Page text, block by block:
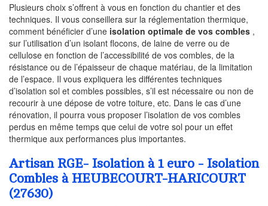
Plusieurs choix s’offrent à vous en fonction du chantier et des
techniques. Il vous conseillera sur la réglementation thermique,
comment bénéficier d’une isolation optimale de vos combles ,
sur l’utilisation d’un isolant flocons, de laine de verre ou de
cellulose en fonction de l’accessibilité de vos combles, de la
résistance ou de l’épaisseur de chaque matériau, de la limitation
de l’espace. Il vous expliquera les différentes techniques
d’isolation sol et combles possibles, s’il est nécessaire ou non de
recourir à une dépose de votre toiture, etc. Dans le cas d’une
rénovation, il pourra vous proposer l’isolation de vos combles
perdus en même temps que celui de votre sol pour un effet
thermique aux performances plus importantes.
Artisan RGE- Isolation à 1 euro - Isolation
Combles à HEUBECOURT-HARICOURT
(27630)